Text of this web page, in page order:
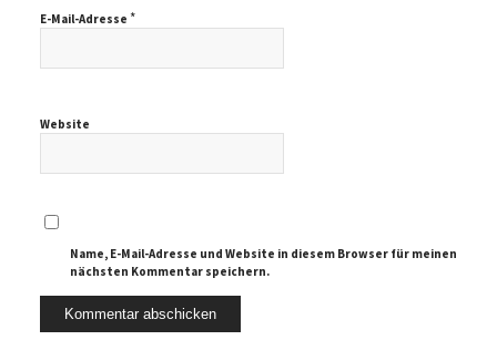
E-Mail-Adresse *
Website
Name, E-Mail-Adresse und Website in diesem Browser für meinen
nächsten Kommentar speichern.